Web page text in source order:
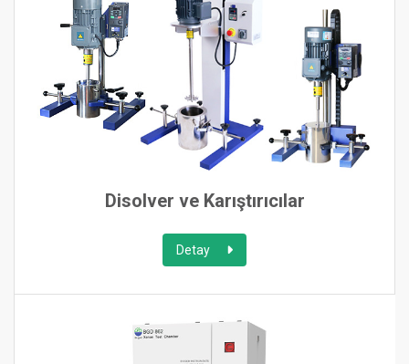
Disolver ve Karıştırıcılar
Detay